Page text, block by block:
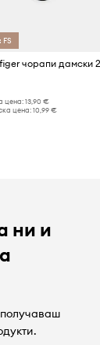
чорапи дамски
цена: 13,90 €
цена: 10,99 €
ни и